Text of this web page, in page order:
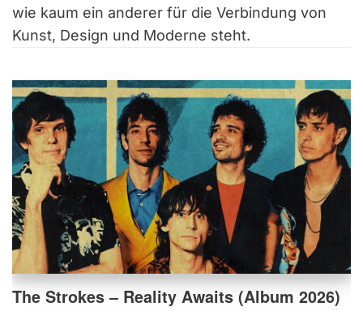
wie kaum ein anderer für die Verbindung von
Kunst, Design und Moderne steht.
The Strokes – Reality Awaits (Album 2026)